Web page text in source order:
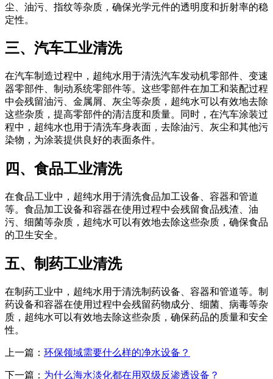
尘、油污、指纹等杂质，确保光学元件的透明度和折射率的稳
定性。
三、汽车工业清洗
在汽车制造过程中，超纯水用于清洗汽车发动机零部件、变速
器零部件、制动系统零部件等。这些零部件在加工和装配过程
中会残留油污、金属屑、灰尘等杂质，超纯水可以有效地去除
这些杂质，提高零部件的清洁度和质量。同时，在汽车涂装过
程中，超纯水也用于清洗车身表面，去除油污、灰尘和其他污
染物，为涂装提供良好的表面条件。
四、食品工业清洗
在食品工业中，超纯水用于清洗食品加工设备、容器和管道
等。食品加工设备和容器在使用过程中会残留食品残渣、油
污、细菌等杂质，超纯水可以有效地去除这些杂质，确保食品
的卫生安全。
五、制药工业清洗
在制药工业中，超纯水用于清洗制药设备、容器和管道等。制
药设备和容器在使用过程中会残留药物成分、细菌、病毒等杂
质，超纯水可以有效地去除这些杂质，确保药品的质量和安全
性。
上一篇： 环保领域需要什么样的净水设备？
下一篇： 为什么海水淡化都在用双级反渗透设备？